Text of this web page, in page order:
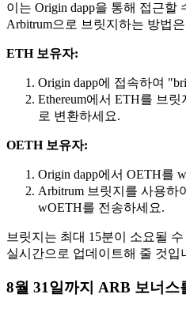
이는 Origin dapp을 통해 접근할
Arbitrum으로 브릿지하는 방법
ETH 보유자:
Origin dapp에 접속하여
Ethereum에서 ETH를 브
로 변환하세요.
OETH 보유자:
Origin dapp에서 OETH를
Arbitrum 브릿지를 사용하
wOETH를 전송하세요.
브릿지는 최대 15분이 소요될
실시간으로 업데이트해 줄 것입
8월 31일까지 ARB 보너스